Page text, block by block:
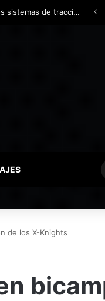
de los X-Knights